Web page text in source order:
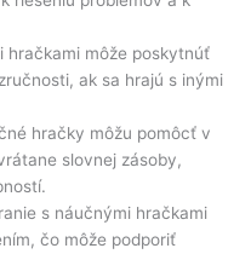
hračkami môže poskytnúť
ak sa hrajú s inými
hračky môžu pomôcť v
slovnej zásoby,
s náučnými hračkami
čo môže podporiť